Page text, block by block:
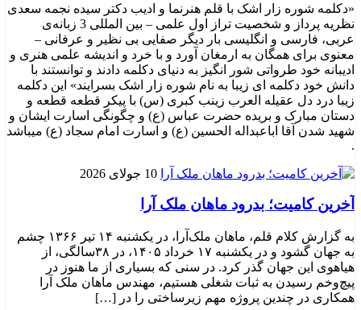
«دکلمه شوره زار اشک با قلم هنرنما و ادیب دکتر سیده نجمه سعدی
نظریه پرداز و شخصیت تراز اول علمی – بین المللی 3 زبانه‌ی
عربی، فارسی و انگلیسی بار دیگر صفایی بی نظیر و عرفانی –
معنوی برای همگان به ارمغان آورد و با خرد و اندیشه علمی هنری و
ادیبانه خود طرواتی شور انگیز به دنیای دکلمه دادند و توانستند با
دانش خود دکلمه ای زیبا به نام شوره زار اشک بسرایند» این دکلمه
زیبا درد دل عقیله العرب زینب کبری (س) با پیکر قطعه قطعه و
دستان مبارک و بریده حضرت عباس (ع) و چگونگی اسارت ایشان و
شهید شدن آقا اباعبداله الحسین (ع) و اسارت امام سجاد (ع) میباشد
.
10 جولای 2026
​آخرین کامیت؛ بدرود ماهان ملک آرا
به گزارش کلام قلم، ماهان ملک‌آرا، در یکشنبه ۱۴ تیر ۱۳۶۶ چشم
به جهان گشود و در یکشنبه ۱۷ خرداد ۱۴۰۵، در ۳۸سالگی، از
هیاهوی این جهان گذر کرد. در سنی که بسیاری از ما هنوز در
پیچ‌وخم رسیدن به ثبات شغلی هستیم، مهندس ماهان ملک آرا
همکاری در چندین پروژه مهم زیرساختی را در […]